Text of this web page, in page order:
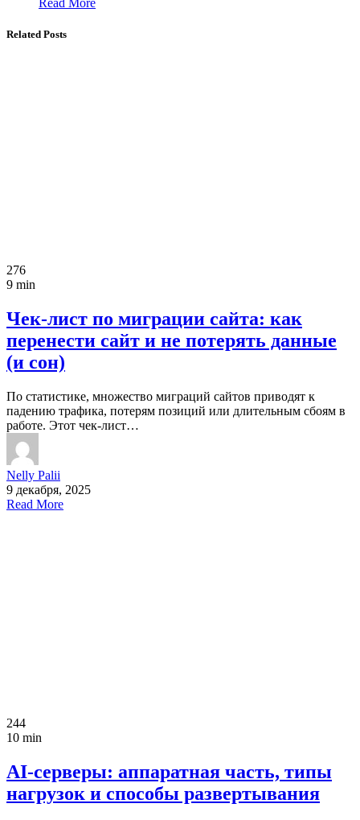
Read More
Related Posts
276
9 min
Чек-лист по миграции сайта: как
перенести сайт и не потерять данные
(и сон)
По статистике, множество миграций сайтов приводят к
падению трафика, потерям позиций или длительным сбоям в
работе. Этот чек-лист…
Nelly Palii
9 декабря, 2025
Read More
244
10 min
AI-серверы: аппаратная часть, типы
нагрузок и способы развертывания